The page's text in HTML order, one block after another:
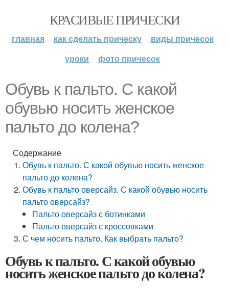
КРАСИВЫЕ ПРИЧЕСКИ
главная как сделать прическу
виды причесок
уроки
фото причесок
Обувь к пальто. С какой
обувью носить женское
пальто до колена?
Содержание
Обувь к пальто. С какой обувью носить женское
пальто до колена?
Обувь к пальто оверсайз. С какой обувью носить
пальто оверсайз?
Пальто оверсайз с ботинками
Пальто оверсайз с кроссовками
С чем носить пальто. Как выбрать пальто?
Обувь к пальто. С какой обувью
носить женское пальто до колена?